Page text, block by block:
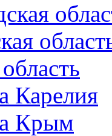
Карелия
Крым